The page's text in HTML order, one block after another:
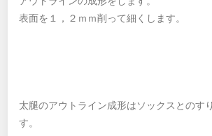
表面を１，２ｍｍ削って細くします。
太腿のアウトライン成形はソックスとのす
す。